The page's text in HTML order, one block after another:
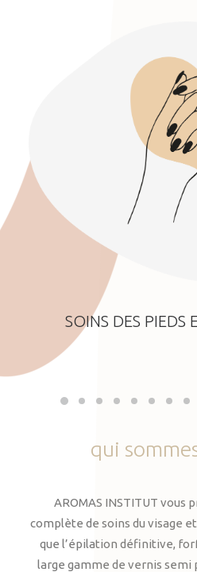
SOINS DES PIEDS
qui
AROMAS INSTITUT vous
complète de soins du visage
que l’épilation définitive,
large gamme de vernis semi